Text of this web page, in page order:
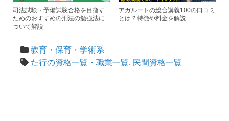
司法試験・予備試験合格を目指す
ためのおすすめの刑法の勉強法に
ついて解説
アガルートの総合講義100の口コミ
とは？特徴や料金を解説
教育・保育・学術系
た行の資格一覧・職業一覧, 民間資格一覧